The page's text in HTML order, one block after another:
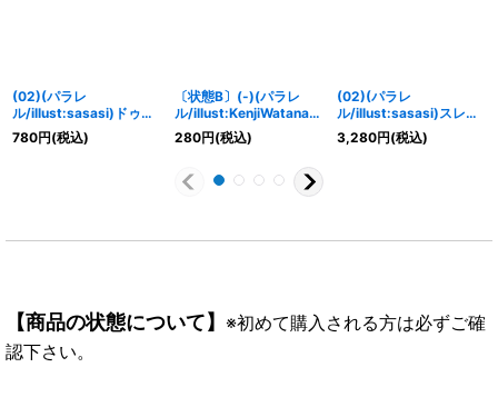
(02)(パラレ
ル/illust:sasasi)ドゥフ
トモン：レオパルドモー
ド【SR-P】{BT13-
780円(税込)
〔状態B〕(-)(パラレ
ル/illust:KenjiWatanab
e)クレニアムモン【SR-
P】{BT3-075}《黒》
280円(税込)
(02)(パラレ
ル/illust:sasasi)スレイ
プモン【SR-P】{BT13-
046}《黄》
3,280円(税込)
【商品の状態について】 ※初めて購入される方は必ずご確
認下さい。